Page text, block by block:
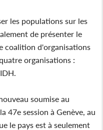
les populations sur les
de présenter le
coalition d'organisations
organisations :
soumise au
47e session à Genève, au
le pays est à seulement